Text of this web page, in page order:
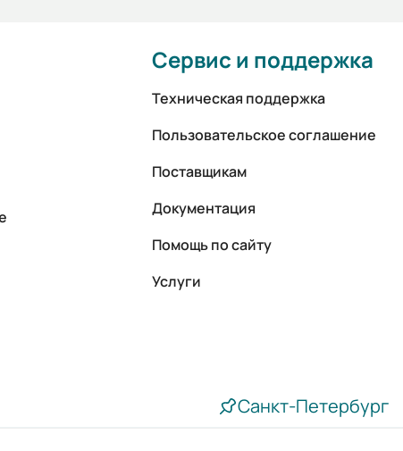
Сервис и поддержка
Техническая поддержка
Пользовательское соглашение
Поставщикам
Документация
Помощь по сайту
Услуги
Санкт-Петербург